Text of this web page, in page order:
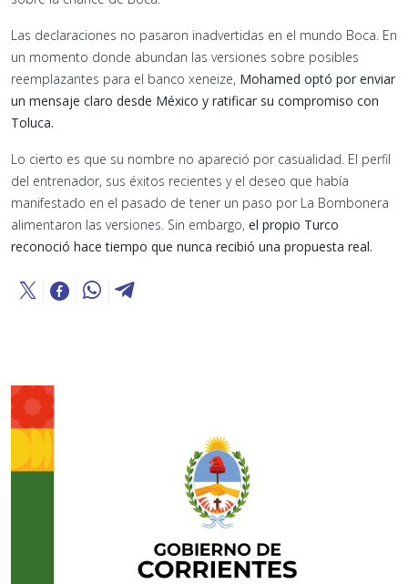
Las declaraciones no pasaron inadvertidas en el mundo Boca. En
un momento donde abundan las versiones sobre posibles
reemplazantes para el banco xeneize, Mohamed optó por enviar
un mensaje claro desde México y ratificar su compromiso con
Toluca.
Lo cierto es que su nombre no apareció por casualidad. El perfil
del entrenador, sus éxitos recientes y el deseo que había
manifestado en el pasado de tener un paso por La Bombonera
alimentaron las versiones. Sin embargo, el propio Turco
reconoció hace tiempo que nunca recibió una propuesta real.